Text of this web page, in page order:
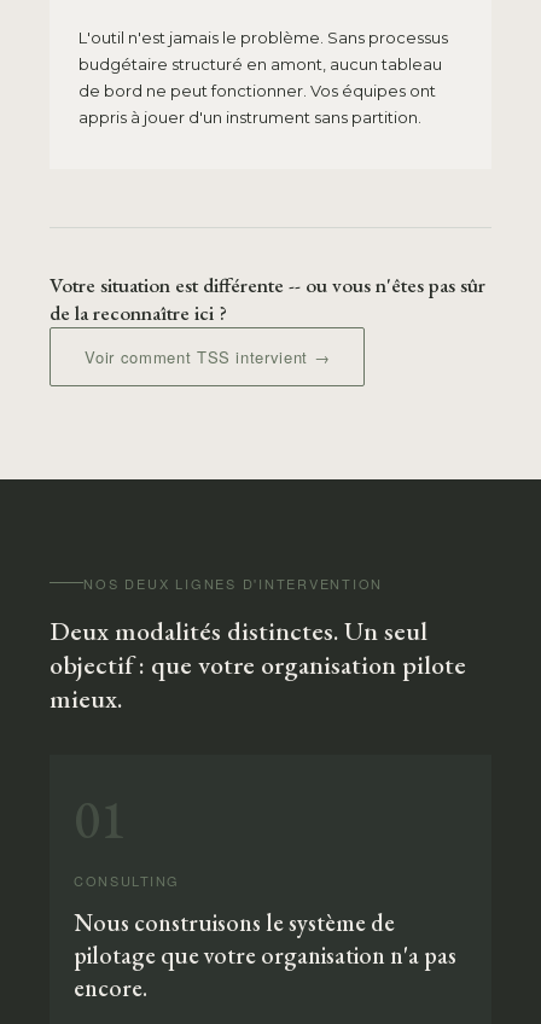
L'outil n'est jamais le problème. Sans processus
budgétaire structuré en amont, aucun tableau
de bord ne peut fonctionner. Vos équipes ont
appris à jouer d'un instrument sans partition.
Votre situation est différente -- ou vous n'êtes pas sûr
de la reconnaître ici ?
Voir comment TSS intervient →
NOS DEUX LIGNES D'INTERVENTION
Deux modalités distinctes. Un seul
objectif : que votre organisation pilote
mieux.
01
CONSULTING
Nous construisons le système de
pilotage que votre organisation n'a pas
encore.